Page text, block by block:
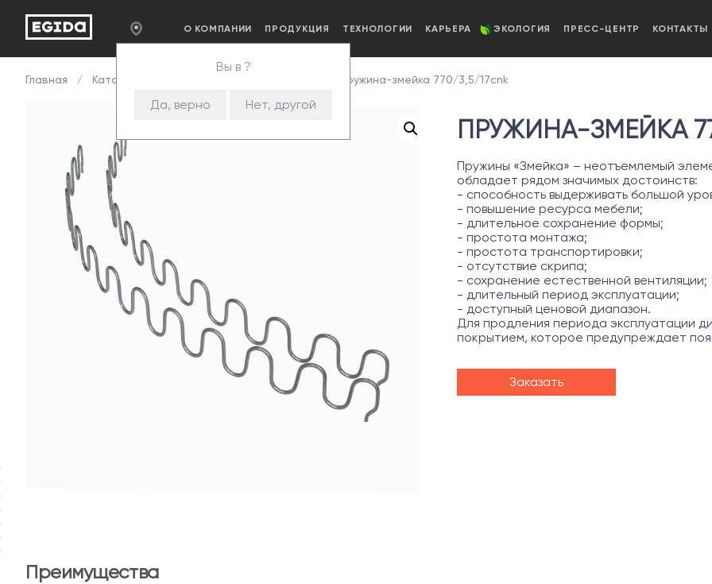
Вы в ?
Да, верно Нет, другой
О КОМПАНИИ ПРОДУКЦИЯ ТЕХНОЛОГИИ КАРЬЕРА ЭКОЛОГИЯ ПРЕСС-ЦЕНТР КОНТАКТЫ
Главная Каталог Пружина-змейка 770/3,5/17cnk
ПРУЖИНА-ЗМЕЙКА
Пружины «Змейка» – неотъемлемый
обладает рядом значимых достоинств:
- способность выдерживать большой
- повышение ресурса мебели;
- длительное сохранение формы;
- простота монтажа;
- простота транспортировки;
- отсутствие скрипа;
- сохранение естественной вентиляции;
- длительный период эксплуатации;
- доступный ценовой диапазон.
Для продления периода эксплуатации
покрытием, которое предупреждает
Заказать
Преимущества